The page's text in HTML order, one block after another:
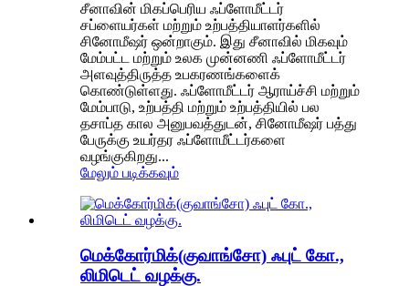
சீனாவின் மிகப்பெரிய ஃப்ளோமீட்டர்
சப்ளையர்கள் மற்றும் உற்பத்தியாளர்களில்
சினோமீஷர் ஒன்றாகும். இது சீனாவில் மிகவும்
மேம்பட்ட மற்றும் உலக முன்னணி ஃப்ளோமீட்டர்
அளவுத்திருத்த உபகரணங்களைக்
கொண்டுள்ளது. ஃப்ளோமீட்டர் ஆராய்ச்சி மற்றும்
மேம்பாடு, உற்பத்தி மற்றும் உற்பத்தியில் பல
தசாப்த கால அனுபவத்துடன், சினோமீஷர் பத்து
பேருக்கு உயர்தர ஃப்ளோமீட்டர்களை
வழங்குகிறது...
மேலும் படிக்கவும்
மெக்கோர்மிக்(குவாங்சோ) ஃபுட் கோ.,
லிமிடெட் வழக்கு.